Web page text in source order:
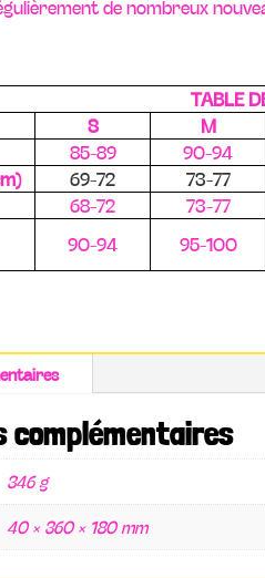
de nombreux
TABLE
S M
85-89 90-94
69-72 73-77
68-72 73-77
90-94 95-100
346 g
40 × 360 × 180 mm